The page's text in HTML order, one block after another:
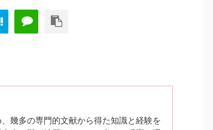
幾多の専門的文献から得た知識と経験を